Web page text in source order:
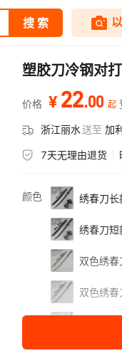
塑胶刀冷钢对
价格 ¥ 22.00 起
浙江丽水送至 加
7天无理由退货
颜色 绣春刀长
绣春刀短
双色绣春
双色绣春